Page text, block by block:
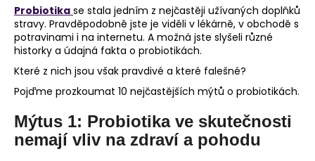
Probiotika se stala jedním z nejčastěji užívaných doplňků
stravy. Pravděpodobně jste je viděli v lékárně, v obchodě s
potravinami i na internetu. A možná jste slyšeli různé
historky a údajná fakta o probiotikách.
Které z nich jsou však pravdivé a které falešné?
Pojďme prozkoumat 10 nejčastějších mýtů o probiotikách.
Mýtus 1: Probiotika ve skutečnosti
nemají vliv na zdraví a pohodu
r
u
č
u
j
e
m
e